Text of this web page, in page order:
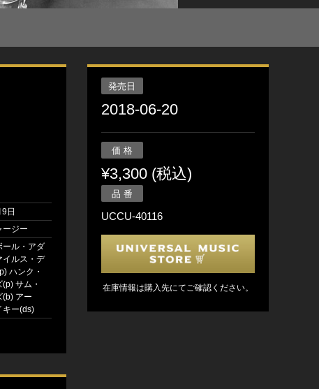
日
ージー
ール・アダ
イルス・デ
ハンク・
サム・
(b) アー
キー(ds)
発売日
2018-06-20
価 格
¥3,300 (税込)
品 番
UCCU-40116
在庫情報は購入先にてご確認ください。